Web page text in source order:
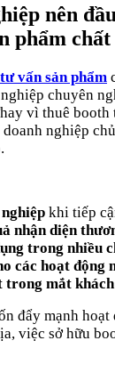
nên
phẩm
vấn sản phẩm
chuyên
vì thuê booth
nghiệp
khi tiếp
nhận diện
trong nhiều
các hoạt động
trong mắt
đẩy mạnh
việc sở hữu